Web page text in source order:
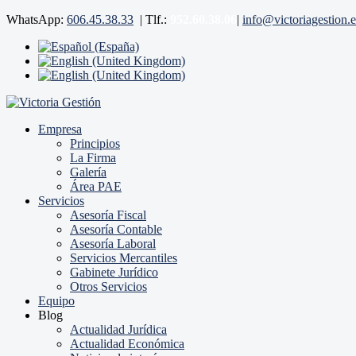
WhatsApp: 606.45.38.33 | Tlf.: |
Empresa
Principios
La Firma
Galería
Área PAE
Servicios
Asesoría Fiscal
Asesoría Contable
Asesoría Laboral
Servicios Mercantiles
Gabinete Jurídico
Otros Servicios
Equipo
Blog
Actualidad Jurídica
Actualidad Económica